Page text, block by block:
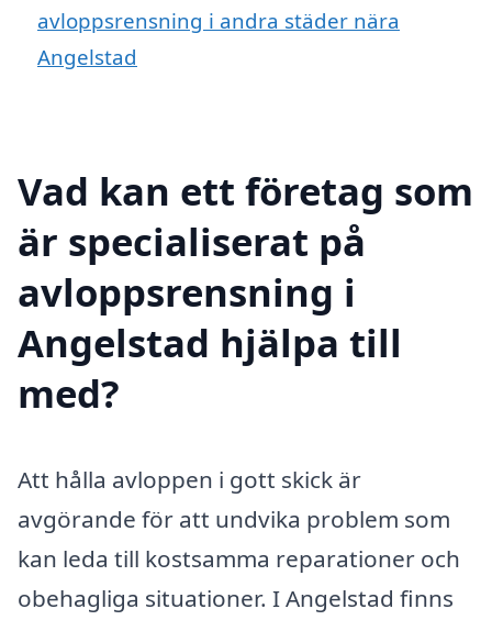
avloppsrensning i andra städer nära
Angelstad
Vad kan ett företag som
är specialiserat på
avloppsrensning i
Angelstad hjälpa till
med?
Att hålla avloppen i gott skick är
avgörande för att undvika problem som
kan leda till kostsamma reparationer och
obehagliga situationer. I Angelstad finns